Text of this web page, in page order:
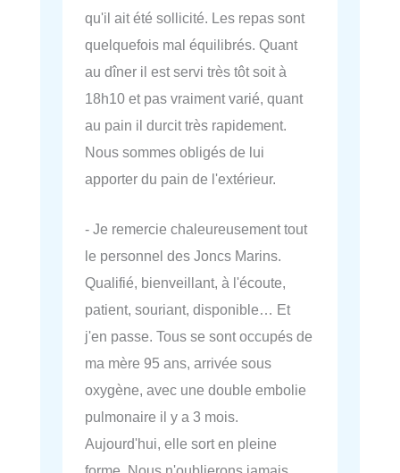
qu'il ait été sollicité. Les repas sont
quelquefois mal équilibrés. Quant
au dîner il est servi très tôt soit à
18h10 et pas vraiment varié, quant
au pain il durcit très rapidement.
Nous sommes obligés de lui
apporter du pain de l'extérieur.
- Je remercie chaleureusement tout
le personnel des Joncs Marins.
Qualifié, bienveillant, à l'écoute,
patient, souriant, disponible… Et
j'en passe. Tous se sont occupés de
ma mère 95 ans, arrivée sous
oxygène, avec une double embolie
pulmonaire il y a 3 mois.
Aujourd'hui, elle sort en pleine